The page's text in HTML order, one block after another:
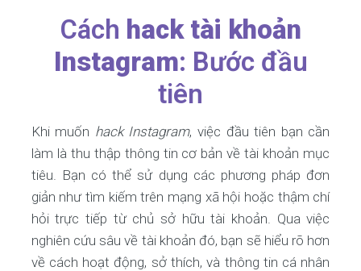
Cách hack tài khoản
Instagram: Bước đầu
tiên
Khi muốn hack Instagram, việc đầu tiên bạn cần
làm là thu thập thông tin cơ bản về tài khoản mục
tiêu. Bạn có thể sử dụng các phương pháp đơn
giản như tìm kiếm trên mạng xã hội hoặc thậm chí
hỏi trực tiếp từ chủ sở hữu tài khoản. Qua việc
nghiên cứu sâu về tài khoản đó, bạn sẽ hiểu rõ hơn
về cách hoạt động, sở thích, và thông tin cá nhân